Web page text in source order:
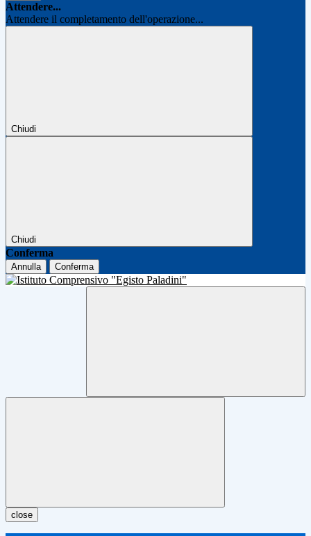
Attendere...
Attendere il completamento dell'operazione...
Chiudi
Chiudi
Conferma
Annulla Conferma
close